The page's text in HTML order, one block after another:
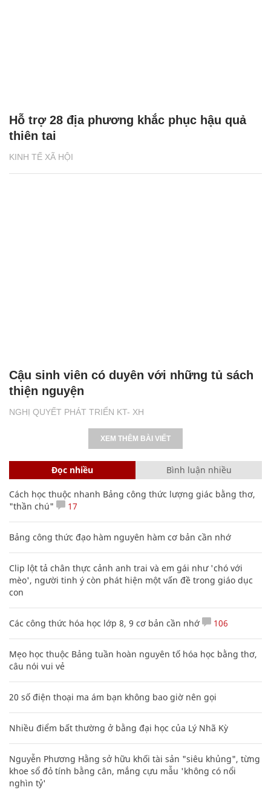
KINH TẾ XÃ HỘI
Hỗ trợ 28 địa phương khắc phục hậu quả
thiên tai
NGHỊ QUYẾT PHÁT TRIỂN KT- XH
Cậu sinh viên có duyên với những tủ sách
thiện nguyện
XEM THÊM BÀI VIẾT
Đọc nhiều Bình luận nhiều
Cách học thuộc nhanh Bảng công thức lượng giác bằng thơ,
"thần chú"
17
Bảng công thức đạo hàm nguyên hàm cơ bản cần nhớ
Clip lột tả chân thực cảnh anh trai và em gái như 'chó với
mèo', người tinh ý còn phát hiện một vấn đề trong giáo dục
con
Các công thức hóa học lớp 8, 9 cơ bản cần nhớ 106
Mẹo học thuộc Bảng tuần hoàn nguyên tố hóa học bằng thơ,
câu nói vui vẻ
20 số điện thoại ma ám bạn không bao giờ nên gọi
Nhiều điểm bất thường ở bằng đại học của Lý Nhã Kỳ
Nguyễn Phương Hằng sở hữu khối tài sản "siêu khủng", từng
khoe sổ đỏ tính bằng cân, mắng cựu mẫu 'không có nổi
nghìn tỷ'